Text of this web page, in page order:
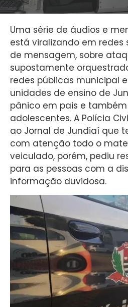
Uma série de áudios e
está viralizando em redes
de mensagem, sobre
supostamente
redes públicas municipal
unidades de ensino de
pânico em pais e
adolescentes. A Polícia
ao Jornal de Jundiaí que
com atenção todo o
veiculado, porém, pediu
para as pessoas com a
informação duvidosa.